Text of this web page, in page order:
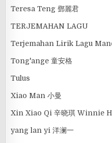
Teresa Teng 鄧麗君
TERJEMAHAN LAGU
Terjemahan Lirik Lagu
Tong'ange 童安格
Tulus
Xiao Man 小曼
Xin Xiao Qi 辛晓琪 Winnie
yang lan yi 洋澜一